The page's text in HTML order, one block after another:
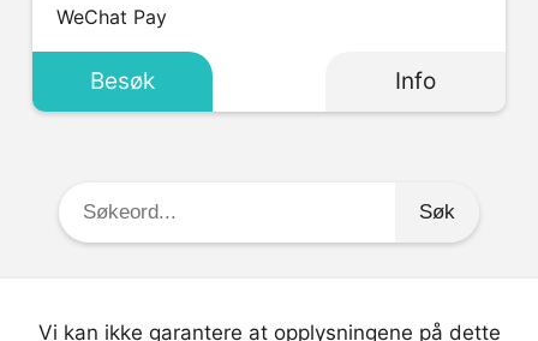
WeChat Pay
Besøk Info
Søkeord:
Vi kan ikke garantere at opplysningene på dette